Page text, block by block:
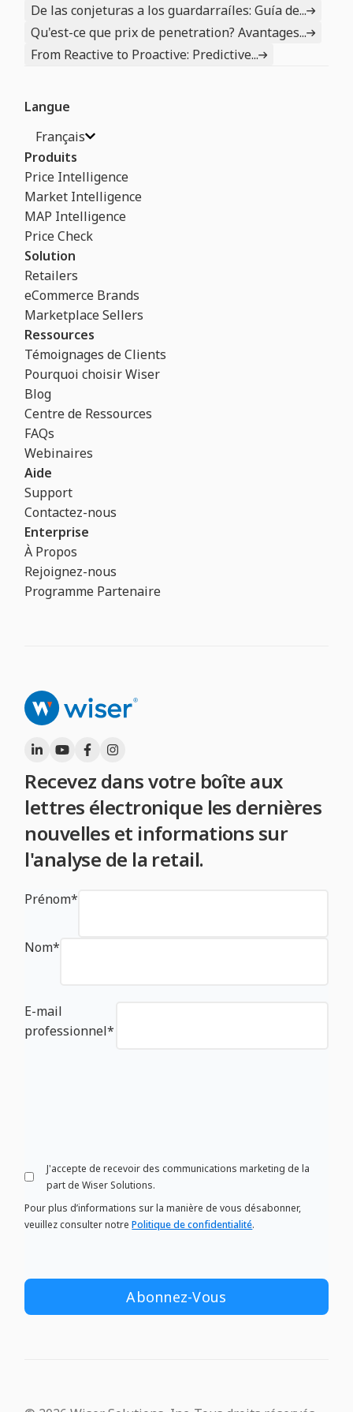
De las conjeturas a los guardarraíles: Guía de...
Qu'est-ce que prix de penetration? Avantages...
From Reactive to Proactive: Predictive...
Langue
Français
Produits
Price Intelligence
Market Intelligence
MAP Intelligence
Price Check
Solution
Retailers
eCommerce Brands
Marketplace Sellers
Ressources
Témoignages de Clients
Pourquoi choisir Wiser
Blog
Centre de Ressources
FAQs
Webinaires
Aide
Support
Contactez-nous
Enterprise
À Propos
Rejoignez-nous
Programme Partenaire
Recevez dans votre boîte aux
lettres électronique les dernières
nouvelles et informations sur
l'analyse de la retail.
Prénom*
Nom*
E-mail
professionnel*
J'accepte de recevoir des communications marketing de la
part de Wiser Solutions.
Pour plus d’informations sur la manière de vous désabonner,
veuillez consulter notrePolitique de confidentialité.